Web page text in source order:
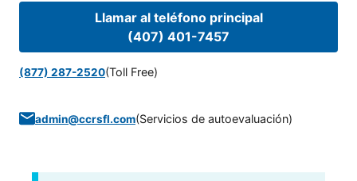
Llamar al teléfono principal
(407) 401-7457
(877) 287-2520(Toll Free)
admin@ccrsfl.com(Servicios de autoevaluación)